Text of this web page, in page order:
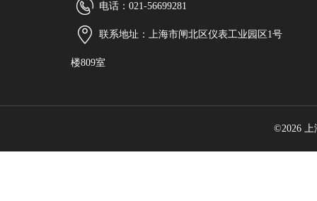
电话：021-56699281
联系地址：上海市闸北区仪表工业园区1号
楼809室
©2026